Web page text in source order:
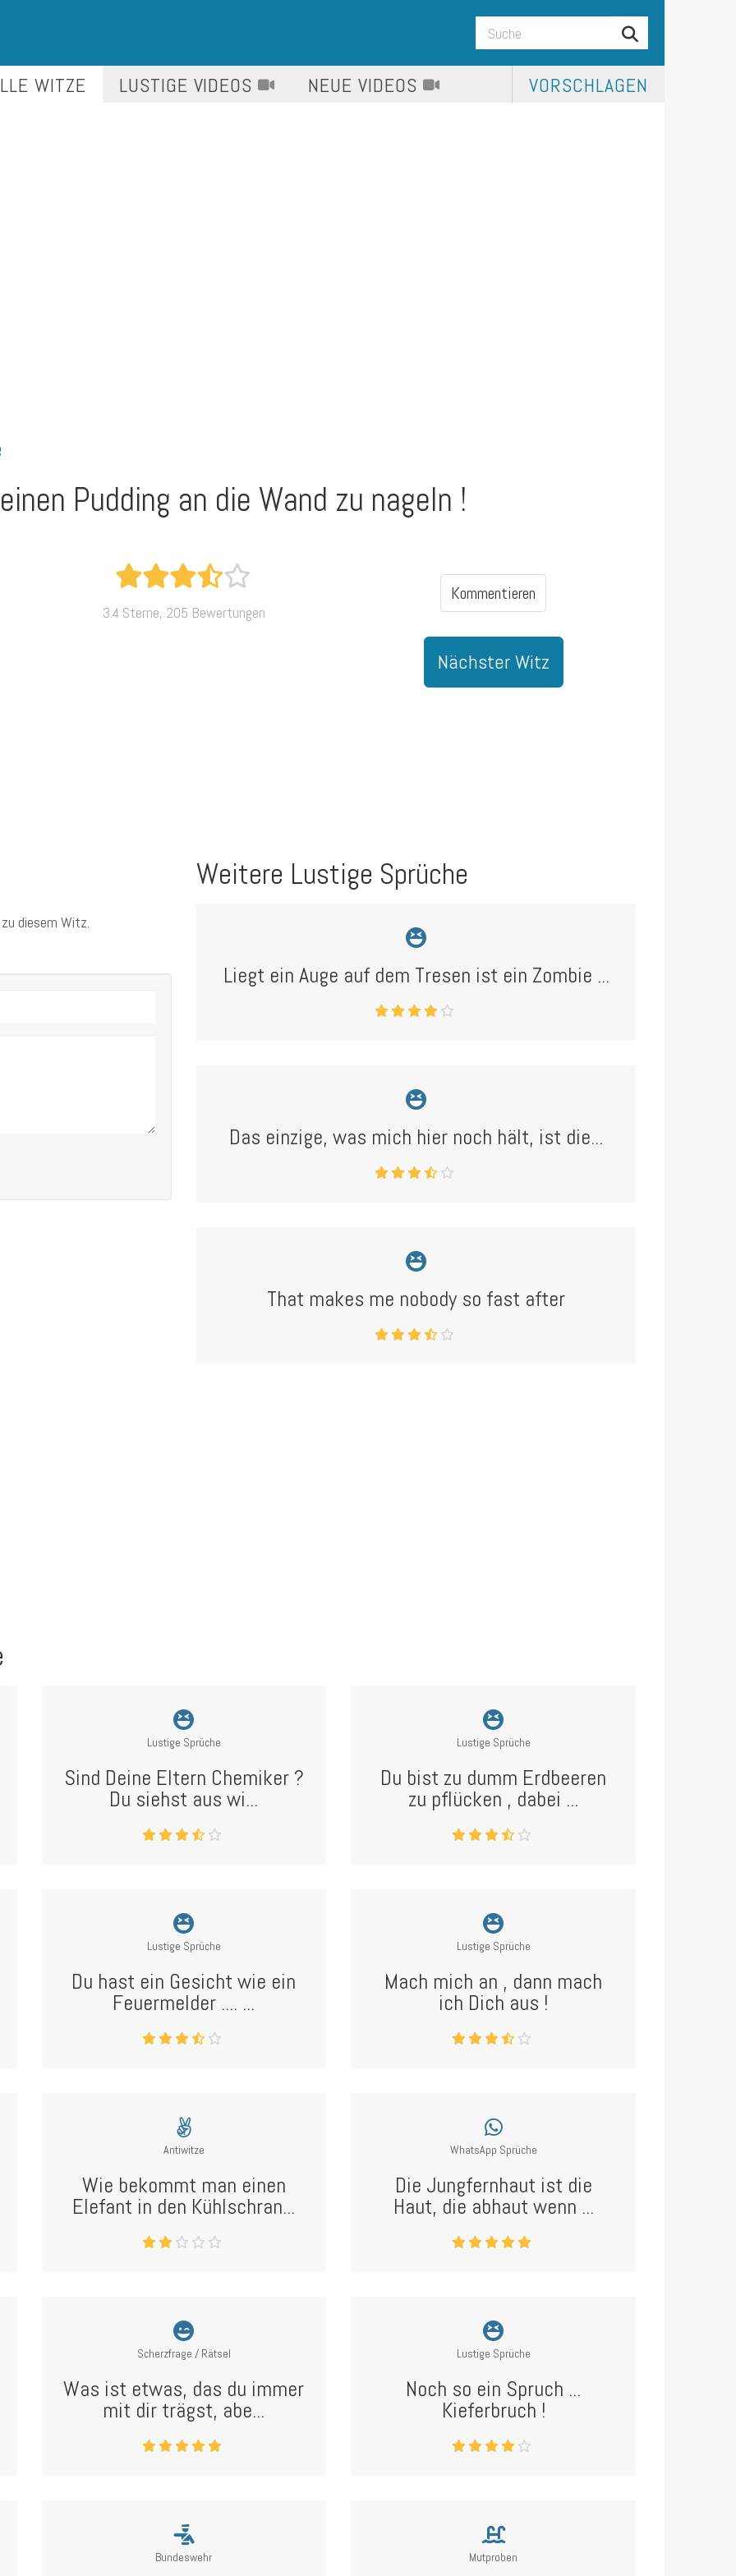
WITZE LUSTIGE VIDEOS NEUE VIDEOS VORSCHLAGEN
Pudding an die Wand zu nageln !
3.4 Sterne, 205 Bewertungen
Kommentieren
Nächster Witz
diesem Witz.
Weitere Lustige Sprüche
Liegt ein Auge auf dem Tresen ist ein Zombie ...
Das einzige, was mich hier noch hält, ist die...
That makes me nobody so fast after
Lustige Sprüche
Sind Deine Eltern Chemiker ?
Du siehst aus wi...
Lustige Sprüche
Du bist zu dumm Erdbeeren
zu pflücken , dabei ...
Lustige Sprüche
Du hast ein Gesicht wie ein
Feuermelder .... ...
Lustige Sprüche
Mach mich an , dann mach
ich Dich aus !
Antiwitze
Wie bekommt man einen
Elefant in den Kühlschran...
WhatsApp Sprüche
Die Jungfernhaut ist die
Haut, die abhaut wenn ...
Scherzfrage / Rätsel
Was ist etwas, das du immer
mit dir trägst, abe...
Lustige Sprüche
Noch so ein Spruch ...
Kieferbruch !
Bundeswehr Mutproben